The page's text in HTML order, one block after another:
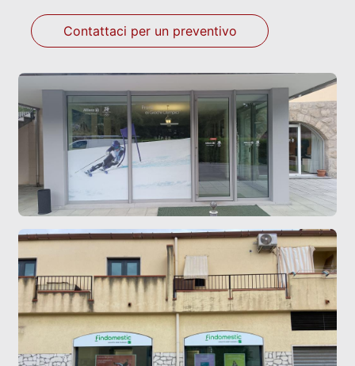
Contattaci per un preventivo